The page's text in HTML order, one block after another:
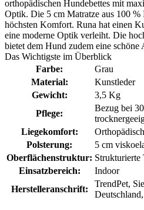
orthopädischen Hundebettes mit
Optik. Die 5 cm Matratze aus 100
höchsten Komfort. Runa hat einen
eine moderne Optik verleiht. Die
bietet dem Hund zudem eine
Das Wichtigste im Überblick
Farbe:
Grau
Material:
Kunstleder
Gewicht:
3,5 Kg
Pflege:
Bezug bei
Liegekomfort:
Orthopädisch
Polsterung:
5 cm
Oberflächenstruktur: Strukturierte
Einsatzbereich:
Indoor
Herstelleranschrift:
TrendPet,